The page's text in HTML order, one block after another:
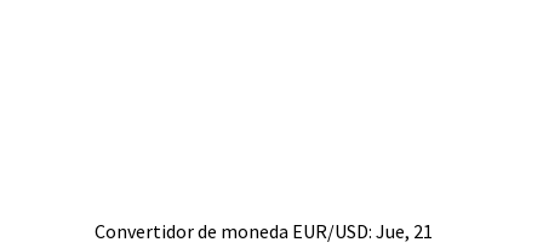
Convertidor de moneda EUR/USD: Jue, 21